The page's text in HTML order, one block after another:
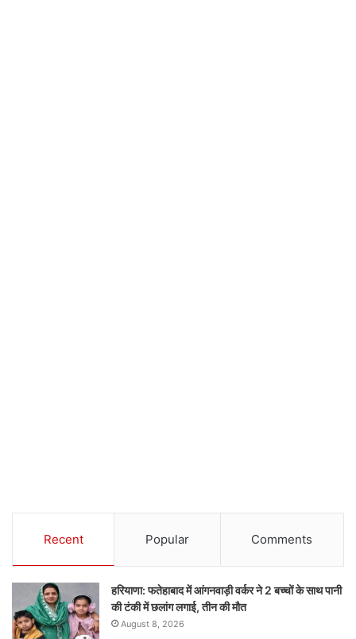
Recent Popular Comments
हरियाणा: फतेहाबाद में आंगनवाड़ी वर्कर ने 2 बच्चों के साथ पानी
की टंकी में छलांग लगाई, तीन की मौत
August 8, 2026